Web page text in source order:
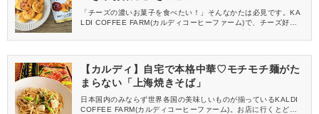
「チーズの濃いお菓子を食べたい！」そんなかたは必見です。KA
LDI COFFEE FARM(カルディコーヒーファーム)で、チーズ好き
ん」をご紹介。噛むほどにチーズの味わいを感じるお菓子をレビ
【カルディ】自宅で本格中華♡モチモチ麺がた
まらない「上海焼きそば」
日本国内のみならず世界各国の美味しいものが揃っているKALDI
COFFEE FARM(カルディコーヒーファーム)。お店に行くとどれ